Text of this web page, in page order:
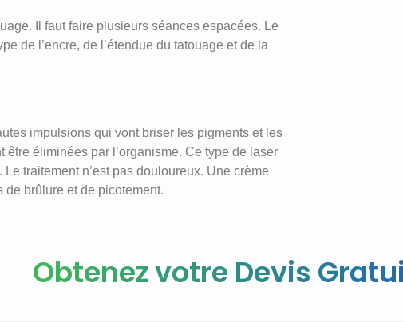
Il faut faire plusieurs séances espacées. Le
de l’encre, de l’étendue du tatouage et de la
impulsions qui vont briser les pigments et les
éliminées par l’organisme. Ce type de laser
traitement n’est pas douloureux. Une crème
de brûlure et de picotement.
Obtenez votre Devis